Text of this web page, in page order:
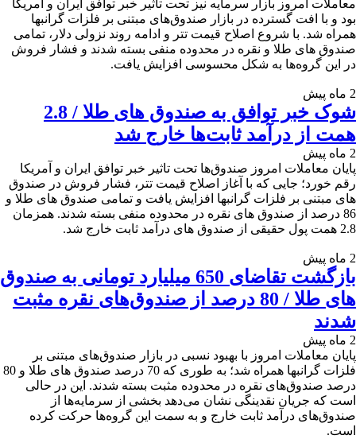
معاملات امروز بازار سرمایه نیز تحت تاثیر خبر توافق ایران و آمریکا
بود و با افت گسترده در بازار صندوق‌های مبتنی بر فلزات گرانبها
همراه شد. با شروع اصلاح قیمت تتر و ادامه روند نزولی دلار، تمامی
صندوق های طلا و نقره در محدوده منفی بسته شدند و فشار فروش
در این گروه‌ها به شکل محسوسی افزایش یافت.
2 ماه پیش
شوک خبر توافق به صندوق های طلا / 2.8
همت از درآمد ثابت‌ها خارج شد
2 ماه پیش
پایان معاملات امروز صندوق‌ها تحت تاثیر خبر توافق ایران و آمریکا
رقم خورد؛ جایی که با آغاز اصلاح قیمت تتر، فشار فروش در صندوق
های مبتنی بر فلزات گرانبها افزایش یافت و تمامی صندوق های طلا و
86 درصد از صندوق ‌های نقره در محدوده منفی بسته شدند. همزمان
2.8 همت پول حقیقی از صندوق های درآمد ثابت خارج شد.
2 ماه پیش
بازگشت تقاضای 650 میلیارد تومانی به صندوق
های طلا / 80 درصد از صندوق‌های نقره مثبت
شدند
2 ماه پیش
پایان معاملات امروز با بهبود نسبی در بازار صندوق‌های مبتنی بر
فلزات گرانبها همراه شد؛ به ‌طوری که 70 درصد صندوق های طلا و 80
درصد صندوق‌های نقره در محدوده مثبت بسته شدند. این در حالی
است که جریان نقدینگی نشان می‌دهد بخشی از سرمایه‌ها از
صندوق‌های درآمد ثابت خارج و به سمت این گروه‌ها حرکت کرده
است.